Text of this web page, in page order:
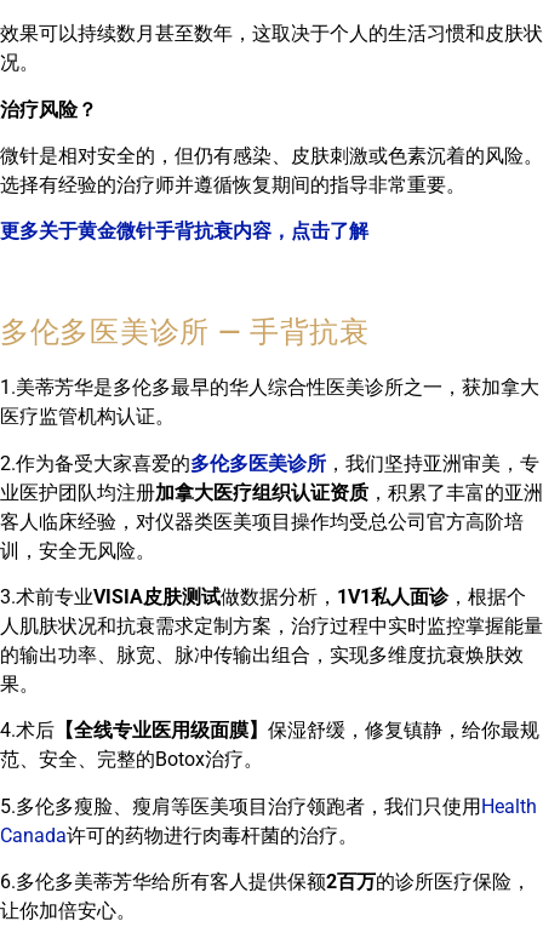
效果可以持续数月甚至数年，这取决于个人的生活习惯和皮肤状
况。
治疗风险？
微针是相对安全的，但仍有感染、皮肤刺激或色素沉着的风险。
选择有经验的治疗师并遵循恢复期间的指导非常重要。
更多关于黄金微针手背抗衰内容，点击了解
多伦多医美诊所 — 手背抗衰
1.美蒂芳华是多伦多最早的华人综合性医美诊所之一，获加拿大
医疗监管机构认证。
2.作为备受大家喜爱的多伦多医美诊所 ，我们坚持亚洲审美，专
业医护团队均注册加拿大医疗组织认证资质 ，积累了丰富的亚洲
客人临床经验，对仪器类医美项目操作均受总公司官方高阶培
训，安全无风险。
3.术前专业VISIA皮肤测试做数据分析， 1V1私人面诊，根据个
人肌肤状况和抗衰需求定制方案，治疗过程中实时监控掌握能量
的输出功率、脉宽、脉冲传输出组合，实现多维度抗衰焕肤效
果。
4.术后 【全线专业医用级面膜】 保湿舒缓，修复镇静，给你最规
范、安全、完整的Botox治疗。
5.多伦多瘦脸、瘦肩等医美项目治疗领跑者，我们只使用Health
Canada许可的药物进行肉毒杆菌的治疗。
6.多伦多美蒂芳华给所有客人提供保额2百万的诊所医疗保险，
让你加倍安心。